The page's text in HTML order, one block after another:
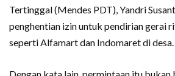
Tertinggal (Mendes PDT), Yandri
penghentian izin untuk pendirian gerai
seperti Alfamart dan Indomaret di desa.